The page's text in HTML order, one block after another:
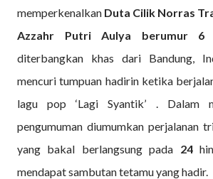
memperkenalkan Duta Cilik Norras
Azzahr Putri Aulya berumur 6
diterbangkan khas dari Bandung,
mencuri tumpuan hadirin ketika
lagu pop ‘Lagi Syantik’ . Dalam
pengumuman diumumkan perjalanan
yang bakal berlangsung pada 24
mendapat sambutan tetamu yang hadir.